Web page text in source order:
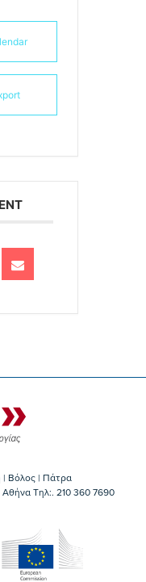
| Βόλος | Πάτρα
Αθήνα Τηλ:. 210 360 7690